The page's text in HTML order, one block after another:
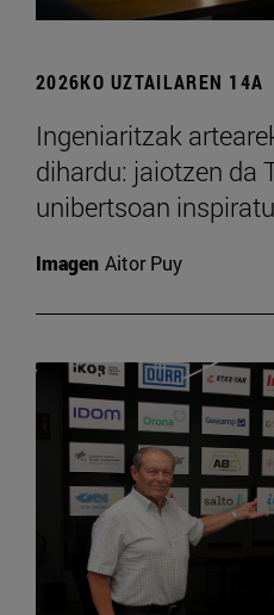
2026KO UZTAILAREN 14A
Ingeniaritzak
dihardu: jaiotzen da
unibertsoan
Imagen Aitor Puy